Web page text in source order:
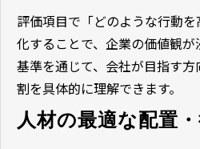
評価項目で「どのような行動
化することで、企業の価値観
基準を通じて、会社が目指す
割を具体的に理解できます。
人材の最適な配置